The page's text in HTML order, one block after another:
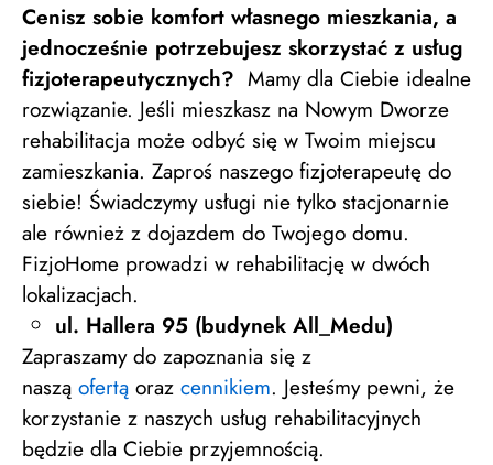
Cenisz sobie komfort własnego mieszkania, a
jednocześnie potrzebujesz skorzystać z usług
fizjoterapeutycznych? Mamy dla Ciebie idealne
rozwiązanie. Jeśli mieszkasz na Nowym Dworze
rehabilitacja może odbyć się w Twoim miejscu
zamieszkania. Zaproś naszego fizjoterapeutę do
siebie! Świadczymy usługi nie tylko stacjonarnie
ale również z dojazdem do Twojego domu.
FizjoHome prowadzi w rehabilitację w dwóch
lokalizacjach.
ul. Hallera 95 (budynek All_Medu)
Zapraszamy do zapoznania się z
naszą ofertą oraz cennikiem. Jesteśmy pewni, że
korzystanie z naszych usług rehabilitacyjnych
będzie dla Ciebie przyjemnością.